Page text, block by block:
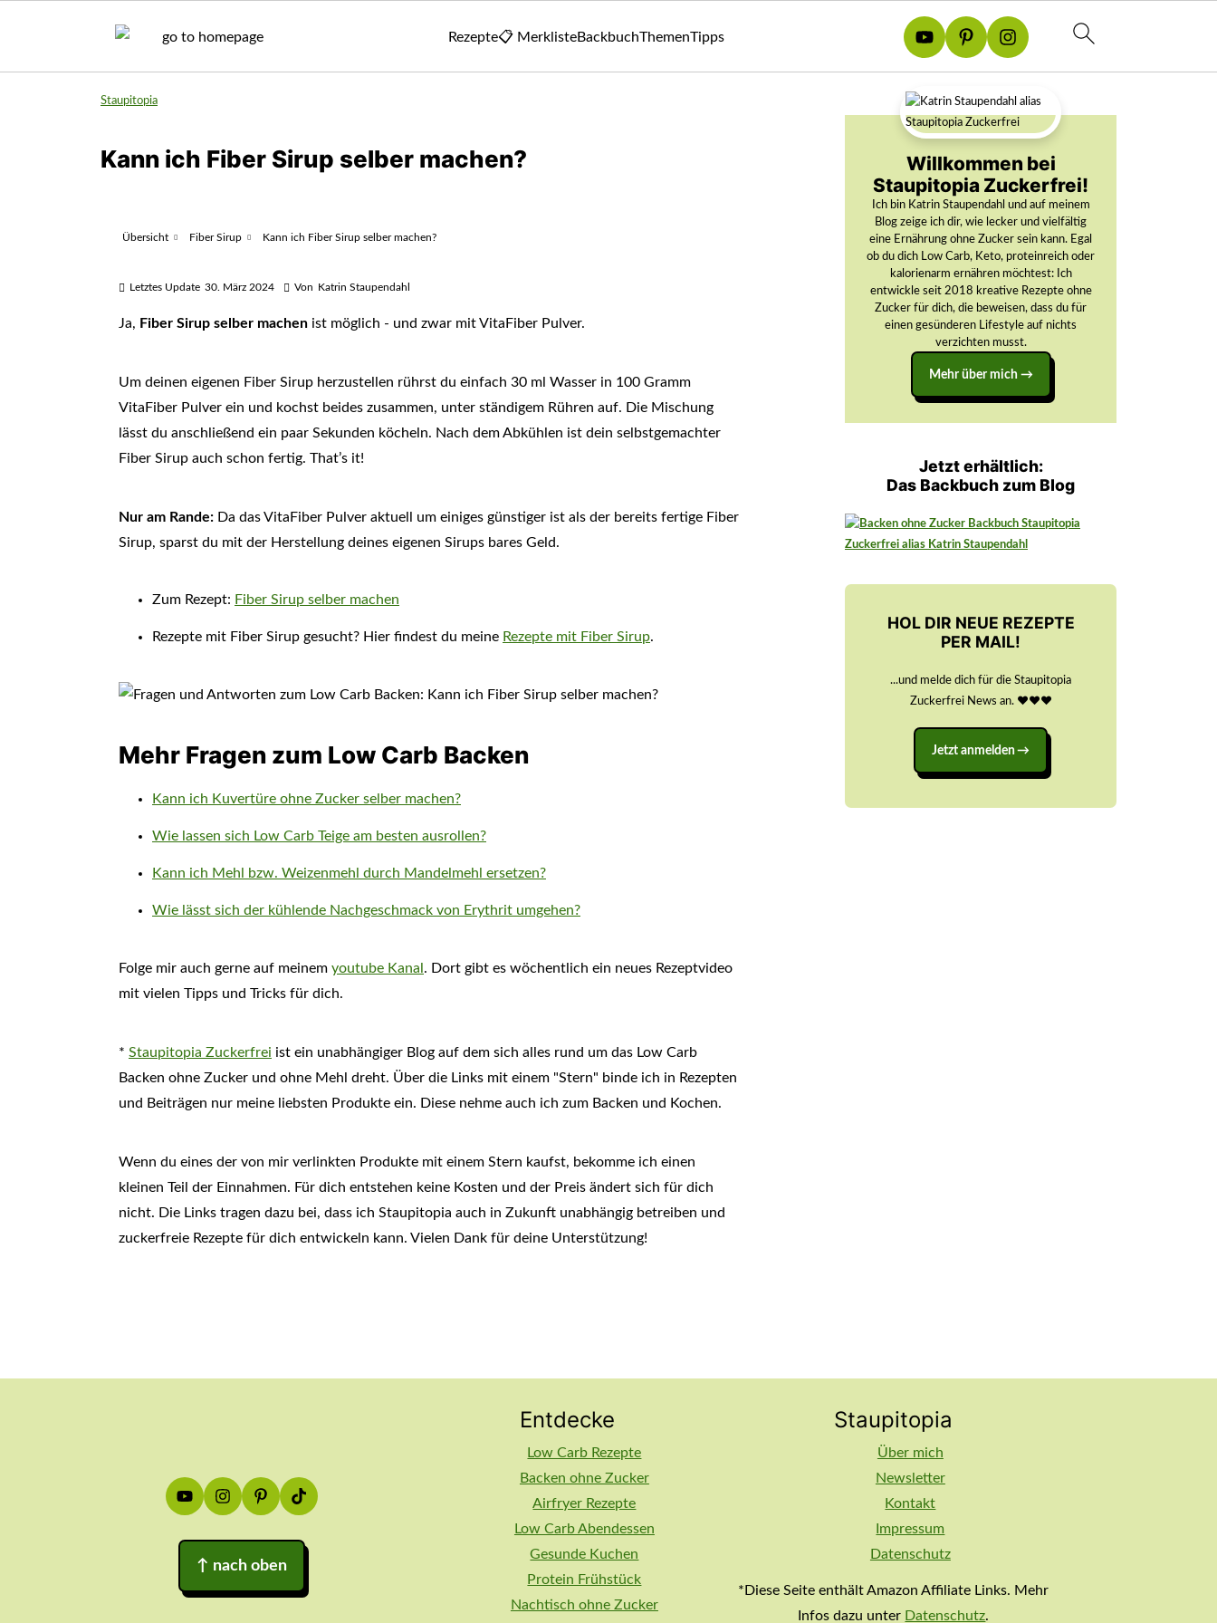
Rezepte📋 MerklisteBackbuchThemenTipps
Staupitopia
Kann ich Fiber Sirup selber machen?
Übersicht Fiber Sirup Kann ich Fiber Sirup selber machen?
Letztes Update 30. März 2024 Von Katrin Staupendahl
Ja, Fiber Sirup selber machen ist möglich - und zwar mit VitaFiber Pulver.
Um deinen eigenen Fiber Sirup herzustellen rührst du einfach 30 ml Wasser in 100 Gramm
VitaFiber Pulver ein und kochst beides zusammen, unter ständigem Rühren auf. Die Mischung
lässt du anschließend ein paar Sekunden köcheln. Nach dem Abkühlen ist dein selbstgemachter
Fiber Sirup auch schon fertig. That’s it!
Nur am Rande: Da das VitaFiber Pulver aktuell um einiges günstiger ist als der bereits fertige Fiber
Sirup, sparst du mit der Herstellung deines eigenen Sirups bares Geld.
Zum Rezept: Fiber Sirup selber machen
Rezepte mit Fiber Sirup gesucht? Hier findest du meine Rezepte mit Fiber Sirup.
Mehr Fragen zum Low Carb Backen
Kann ich Kuvertüre ohne Zucker selber machen?
Wie lassen sich Low Carb Teige am besten ausrollen?
Kann ich Mehl bzw. Weizenmehl durch Mandelmehl ersetzen?
Wie lässt sich der kühlende Nachgeschmack von Erythrit umgehen?
Folge mir auch gerne auf meinem youtube Kanal . Dort gibt es wöchentlich ein neues Rezeptvideo
mit vielen Tipps und Tricks für dich.
* Staupitopia Zuckerfrei ist ein unabhängiger Blog auf dem sich alles rund um das Low Carb
Backen ohne Zucker und ohne Mehl dreht. Über die Links mit einem "Stern" binde ich in Rezepten
und Beiträgen nur meine liebsten Produkte ein. Diese nehme auch ich zum Backen und Kochen.
Wenn du eines der von mir verlinkten Produkte mit einem Stern kaufst, bekomme ich einen
kleinen Teil der Einnahmen. Für dich entstehen keine Kosten und der Preis ändert sich für dich
nicht. Die Links tragen dazu bei, dass ich Staupitopia auch in Zukunft unabhängig betreiben und
zuckerfreie Rezepte für dich entwickeln kann. Vielen Dank für deine Unterstützung!
Willkommen bei
Staupitopia Zuckerfrei!
Ich bin Katrin Staupendahl und auf meinem
Blog zeige ich dir, wie lecker und vielfältig
eine Ernährung ohne Zucker sein kann. Egal
ob du dich Low Carb, Keto, proteinreich oder
kalorienarm ernähren möchtest: Ich
entwickle seit 2018 kreative Rezepte ohne
Zucker für dich, die beweisen, dass du für
einen gesünderen Lifestyle auf nichts
verzichten musst.
Mehr über mich →
Jetzt erhältlich:
Das Backbuch zum Blog
HOL DIR NEUE REZEPTE
PER MAIL!
...und melde dich für die Staupitopia
Zuckerfrei News an. ♥️♥️♥️
Jetzt anmelden
↑ nach oben
Entdecke
Low Carb Rezepte
Backen ohne Zucker
Airfryer Rezepte
Low Carb Abendessen
Gesunde Kuchen
Protein Frühstück
Nachtisch ohne Zucker
Staupitopia
Über mich
Newsletter
Kontakt
Impressum
Datenschutz
*Diese Seite enthält Amazon Affiliate Links. Mehr
Infos dazu unter Datenschutz.